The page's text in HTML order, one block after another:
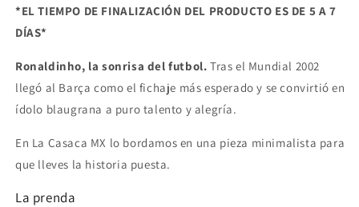
*EL TIEMPO DE FINALIZACIÓN DEL PRODUCTO ES DE 5 A 7
DÍAS*
Ronaldinho, la sonrisa del futbol. Tras el Mundial 2002
llegó al Barça como el fichaje más esperado y se convirtió en
ídolo blaugrana a puro talento y alegría.
En La Casaca MX lo bordamos en una pieza minimalista para
que lleves la historia puesta.
La prenda